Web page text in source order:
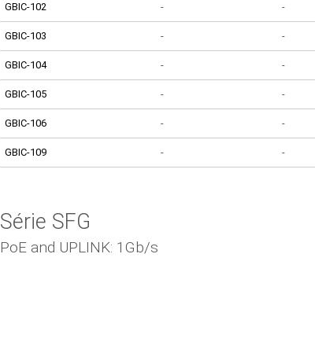
GBIC-102 - -
GBIC-103 - -
GBIC-104 - -
GBIC-105 - -
GBIC-106 - -
GBIC-109 - -
Série SFG
PoE and UPLINK: 1Gb/s